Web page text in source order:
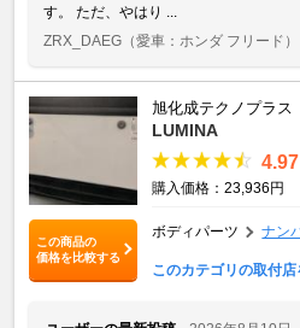
す。 ただ、やはり ...
ZRX_DAEG （愛車：ホンダ フリード）
この商品の
価格を比較する
旭化成テクノプラス
LUMINA
4.97
購入価格：23,936円
ボディパーツ ナン
このカテゴリの取付店